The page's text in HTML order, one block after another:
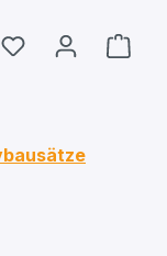
Du hast 0